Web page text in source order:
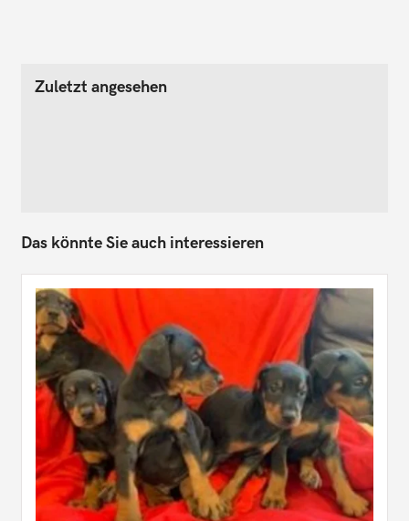
Zuletzt angesehen
Das könnte Sie auch interessieren